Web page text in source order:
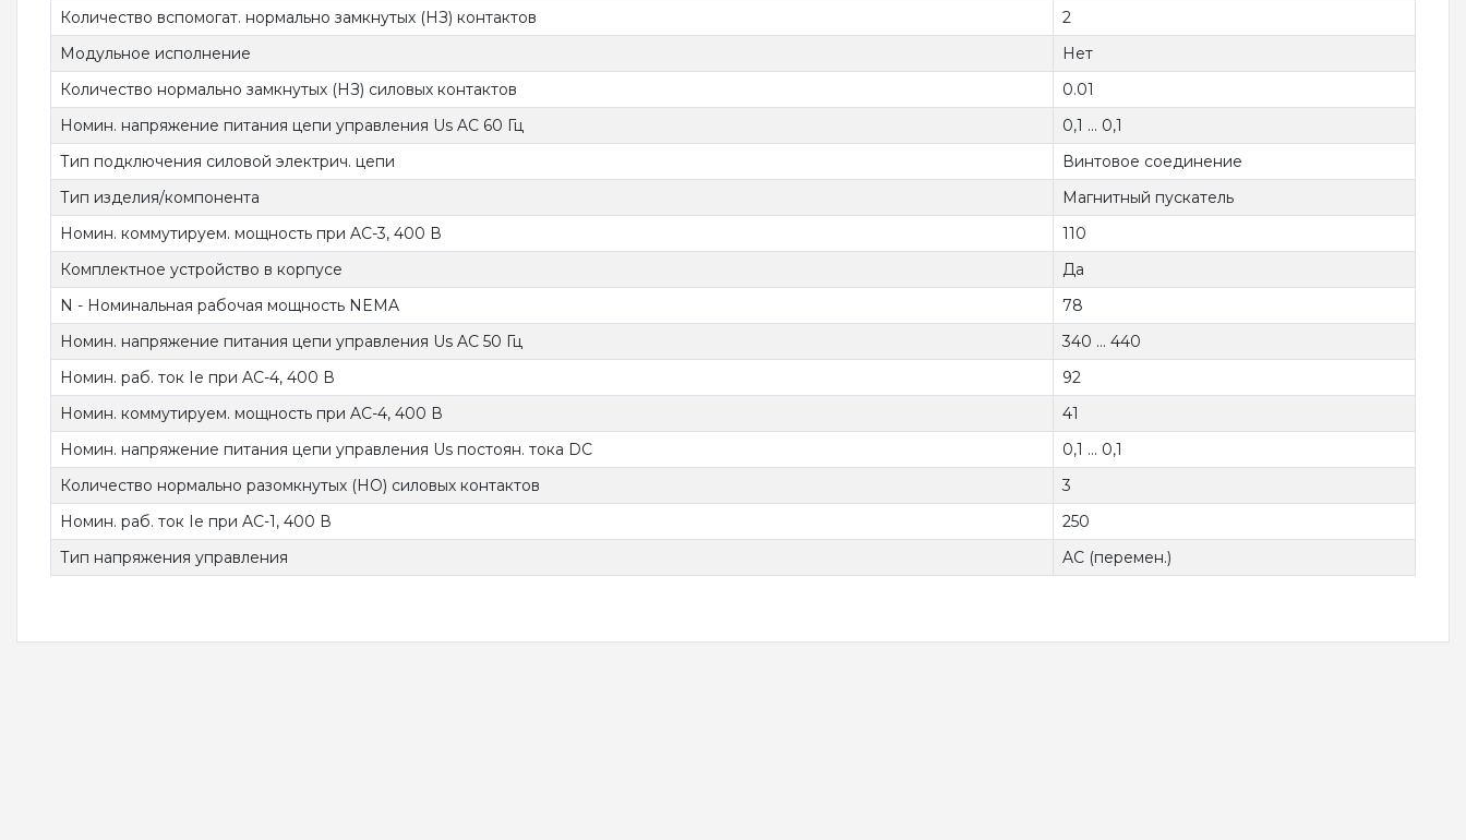
Количество вспомогат. нормально замкнутых (НЗ) контактов
2
Модульное исполнение
Нет
Количество нормально замкнутых (НЗ) силовых контактов
0.01
Номин. напряжение питания цепи управления Us AC 60 Гц
0,1 ... 0,1
Тип подключения силовой электрич. цепи
Винтовое соединение
Тип изделия/компонента
Магнитный пускатель
Номин. коммутируем. мощность при AC-3, 400 В
110
Комплектное устройство в корпусе
Да
N - Номинальная рабочая мощность NEMA
78
Номин. напряжение питания цепи управления Us AC 50 Гц
340 ... 440
Номин. раб. ток Ie при AC-4, 400 В
92
Номин. коммутируем. мощность при AC-4, 400 В
41
Номин. напряжение питания цепи управления Us постоян. тока DC
0,1 ... 0,1
Количество нормально разомкнутых (НО) силовых контактов
3
Номин. раб. ток Ie при AC-1, 400 В
250
Тип напряжения управления
AC (перемен.)